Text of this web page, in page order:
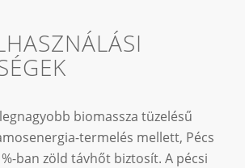
biomassza tüzelésű
termelés mellett, Pécs
ban zöld távhőt biztosít. A pécsi